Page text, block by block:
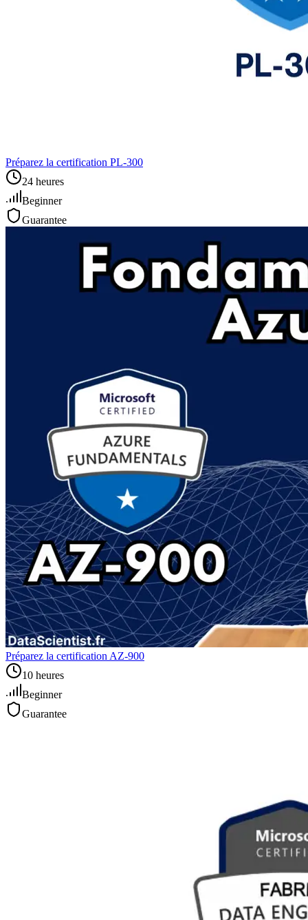
Préparez la certification PL‑300
24 heures
Beginner
Guarantee
Préparez la certification AZ-900
10 heures
Beginner
Guarantee